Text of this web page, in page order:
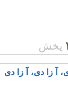
پخش
آ زا دی، آ زا دی